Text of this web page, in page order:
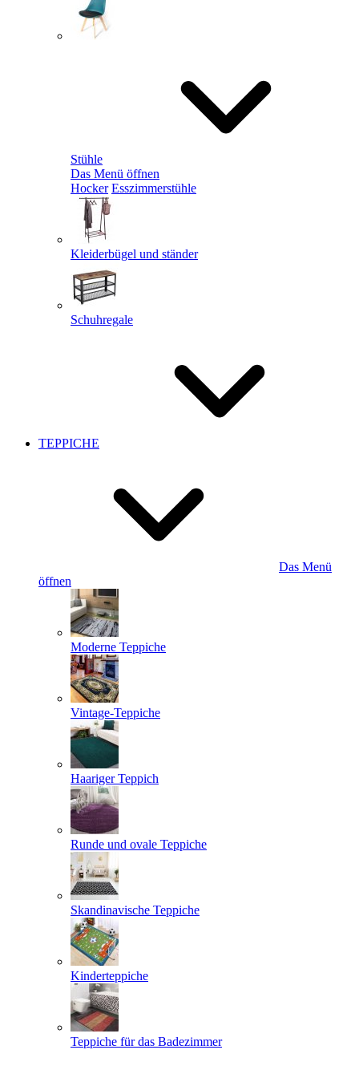
Stühle
Das Menü öffnen
Hocker Esszimmerstühle
Kleiderbügel und ständer
Schuhregale
TEPPICHE
Das Menü
öffnen
Moderne Teppiche
Vintage-Teppiche
Haariger Teppich
Runde und ovale Teppiche
Skandinavische Teppiche
Kinderteppiche
Teppiche für das Badezimmer